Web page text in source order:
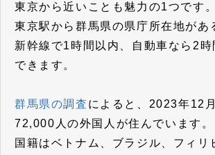
東京から近いことも魅力の1つです。
東京駅から群馬県の県庁所在地があ
新幹線で1時間以内、自動車なら2時
できます。
群馬県の調査 によると、2023年12
72,000人の外国人が住んでいます。
国籍はベトナム、ブラジル、フィリ